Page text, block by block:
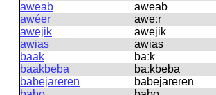
aweab
aweab
awéer
aweːr
awejik
awejik
awias
awias
baak
baːk
baakbeba
baːkbeba
babejareren
babejareren